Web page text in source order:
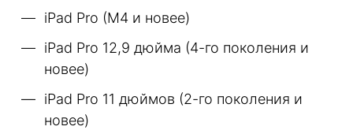
iPad Pro (M4 и новее)
iPad Pro 12,9 дюйма (4-го поколения и
новее)
iPad Pro 11 дюймов (2-го поколения и
новее)